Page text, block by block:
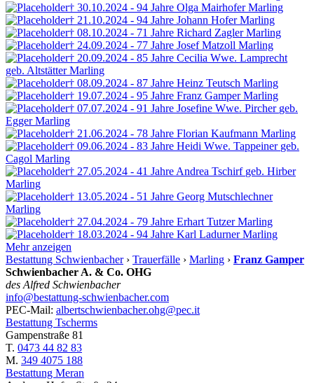
† 30.10.2024 - 94 Jahre Olga MairhoferMarling
† 21.10.2024 - 94 Jahre Johann HoferMarling
† 08.10.2024 - 71 Jahre Richard ZaglerMarling
† 24.09.2024 - 77 Jahre Josef Matzoll Marling
† 20.09.2024 - 85 Jahre Cecilia Wwe. Lamprecht
geb. AltstätterMarling
† 08.09.2024 - 87 Jahre Heinz Teutsch Marling
† 19.07.2024 - 95 Jahre Franz GamperMarling
† 07.07.2024 - 91 Jahre Josefine Wwe. Pircher geb.
EggerMarling
† 21.06.2024 - 78 Jahre Florian Kaufmann Marling
† 09.06.2024 - 83 Jahre Heidi Wwe. Tappeiner geb.
Cagol Marling
† 27.05.2024 - 41 Jahre Andrea Tschirf geb. Hirber
Marling
† 13.05.2024 - 51 Jahre Georg Mutschlechner
Marling
† 27.04.2024 - 79 Jahre Erhart TutzerMarling
† 18.03.2024 - 94 Jahre Karl LadurnerMarling
Mehr anzeigen
Bestattung Schwienbacher› Trauerfälle › Marling › Franz Gamper
Schwienbacher A. & Co. OHG
des Alfred Schwienbacher
info@bestattung-schwienbacher.com
PEC-Mail: albertschwienbacher.ohg@pec.it
Bestattung Tscherms
Gampenstraße 81
T. 0473 44 82 83
M. 349 4075 188
Bestattung Meran